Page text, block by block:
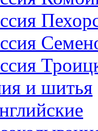
и шитья